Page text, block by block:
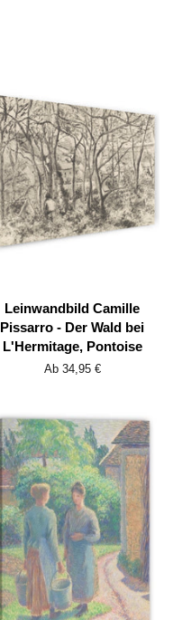
Leinwandbild Camille
Pissarro - Der Wald bei
L'Hermitage, Pontoise
Ab 34,95 €